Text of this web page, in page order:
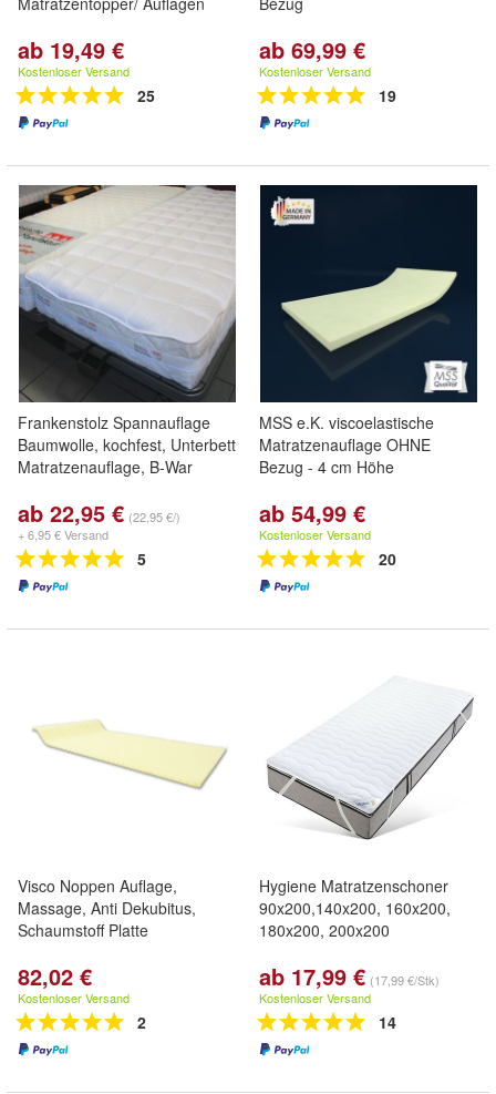
ab 19,49 €
Kostenloser Versand
25
ab 69,99 €
Kostenloser Versand
19
Frankenstolz Spannauflage
Baumwolle, kochfest, Unterbett
Matratzenauflage, B-War
ab 22,95 € (22,95 €/)
+ 6,95 € Versand
5
MSS e.K. viscoelastische
Matratzenauflage OHNE
Bezug - 4 cm Höhe
ab 54,99 €
Kostenloser Versand
20
Visco Noppen Auflage,
Massage, Anti Dekubitus,
Schaumstoff Platte
82,02 €
Kostenloser Versand
2
Hygiene Matratzenschoner
90x200,140x200, 160x200,
180x200, 200x200
ab 17,99 € (17,99 €/Stk)
Kostenloser Versand
14